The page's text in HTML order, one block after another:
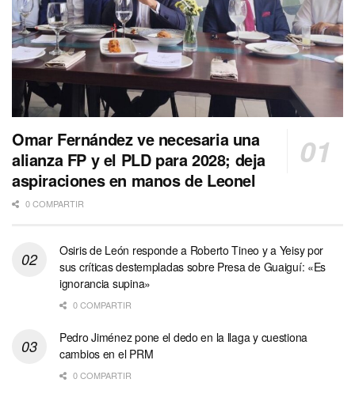
Omar Fernández ve necesaria una
alianza FP y el PLD para 2028; deja
aspiraciones en manos de Leonel
0 COMPARTIR
Osiris de León responde a Roberto Tineo y a Yeisy por
sus críticas destempladas sobre Presa de Guaiguí: «Es
ignorancia supina»
0 COMPARTIR
Pedro Jiménez pone el dedo en la llaga y cuestiona
cambios en el PRM
0 COMPARTIR